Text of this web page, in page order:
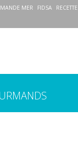
MER FIDSA